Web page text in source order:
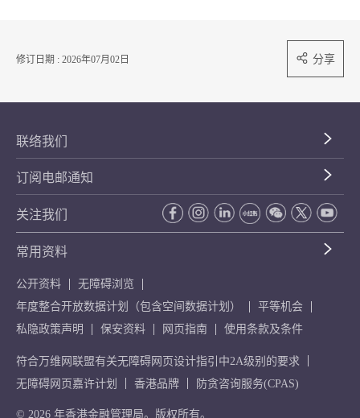
修订日期 : 2026年07月02日 分享
联络我们
订阅电邮通知
关注我们
常用资料
公开资料
无障碍浏览
年度整合开放数据计划（包含空间数据计划）
平等机会
私隐政策声明
保安资料 网页指南 使用条款及条件
符合万维网联盟有关无障碍网页设计指引中2A级别的要求
无障碍网页嘉许计划
香港品牌 防贪咨询服务(CPAS)
© 2026 年香港金融管理局。版权所有。